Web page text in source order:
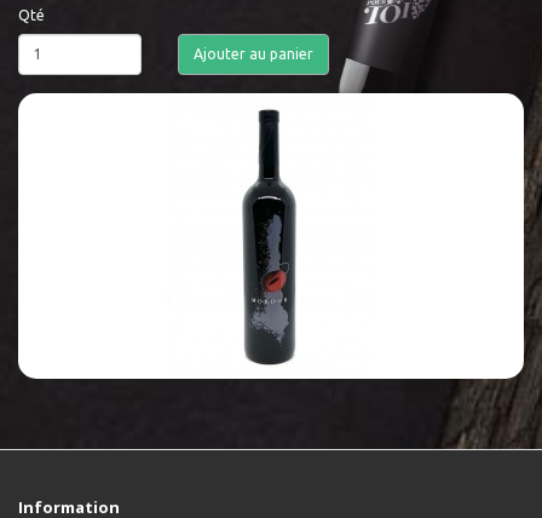
Qté
Ajouter au panier
Information